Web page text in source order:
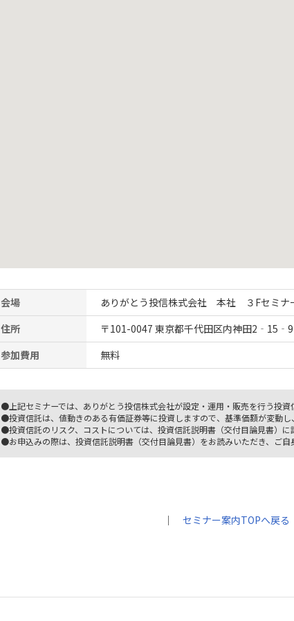
会場
ありがとう投信株式会社 本社 ３Fセミナ
住所
〒101-0047 東京都千代田区内神田2‐15‐9
参加費用
無料
●上記セミナーでは、ありがとう投信株式会社が設定・運用・販売を行う投
●投資信託は、値動きのある有価証券等に投資しますので、基準価額が変動
●投資信託のリスク、コストについては、投資信託説明書（交付目論見書）に
●お申込みの際は、投資信託説明書（交付目論見書）をお読みいただき、ご
｜ セミナー案内TOPへ戻る